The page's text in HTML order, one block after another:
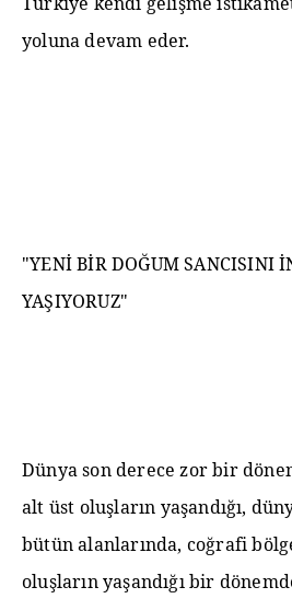
yoluna devam eder.
"YENİ BİR DOĞUM SANCISINI
YAŞIYORUZ"
Dünya son derece zor bir
alt üst oluşların yaşandığı,
bütün alanlarında, coğrafi
oluşların yaşandığı bir